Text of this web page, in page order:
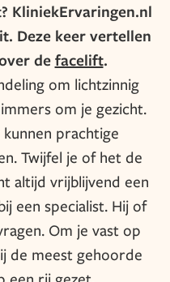
KliniekErvaringen.nl
Deze keer vertellen
defacelift.
om lichtzinnig
om je gezicht.
prachtige
Twijfel je of het de
altijd vrijblijvend een
een specialist. Hij of
Om je vast op
de meest gehoorde